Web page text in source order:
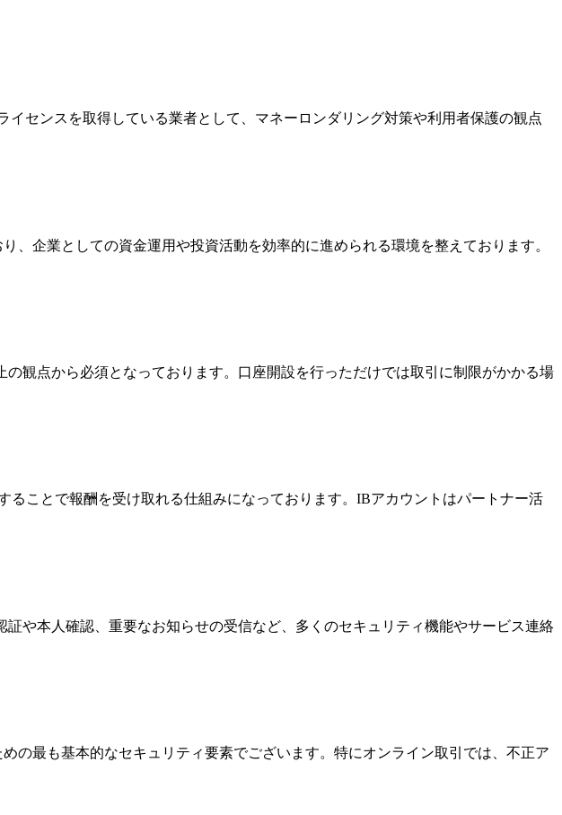
センスを取得している業者として、マネーロンダリング対策や利用者保護の観点
企業としての資金運用や投資活動を効率的に進められる環境を整えております。
観点から必須となっております。口座開設を行っただけでは取引に制限がかかる場
ことで報酬を受け取れる仕組みになっております。IBアカウントはパートナー活
や本人確認、重要なお知らせの受信など、多くのセキュリティ機能やサービス連絡
の最も基本的なセキュリティ要素でございます。特にオンライン取引では、不正ア